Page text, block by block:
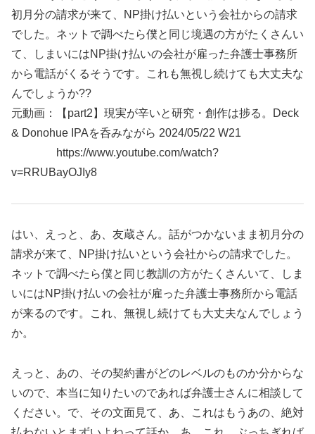
初月分の請求が来て、NP掛け払いという会社からの請求
でした。ネットで調べたら僕と同じ境遇の方がたくさんい
て、しまいにはNP掛け払いの会社が雇った弁護士事務所
から電話がくるそうです。これも無視し続けても大丈夫な
んでしょうか??
元動画：【part2】現実が辛いと研究・創作は捗る。Deck
& Donohue IPAを呑みながら 2024/05/22 W21
https://www.youtube.com/watch?
v=RRUBayOJIy8
はい、えっと、あ、友蔵さん。話がつかないまま初月分の
請求が来て、NP掛け払いという会社からの請求でした。
ネットで調べたら僕と同じ教訓の方がたくさんいて、しま
いにはNP掛け払いの会社が雇った弁護士事務所から電話
が来るのです。これ、無視し続けても大丈夫なんでしょう
か。
えっと、あの、その契約書がどのレベルのものか分からな
いので、本当に知りたいのであれば弁護士さんに相談して
ください。で、その文面見て、あ、これはもうあの、絶対